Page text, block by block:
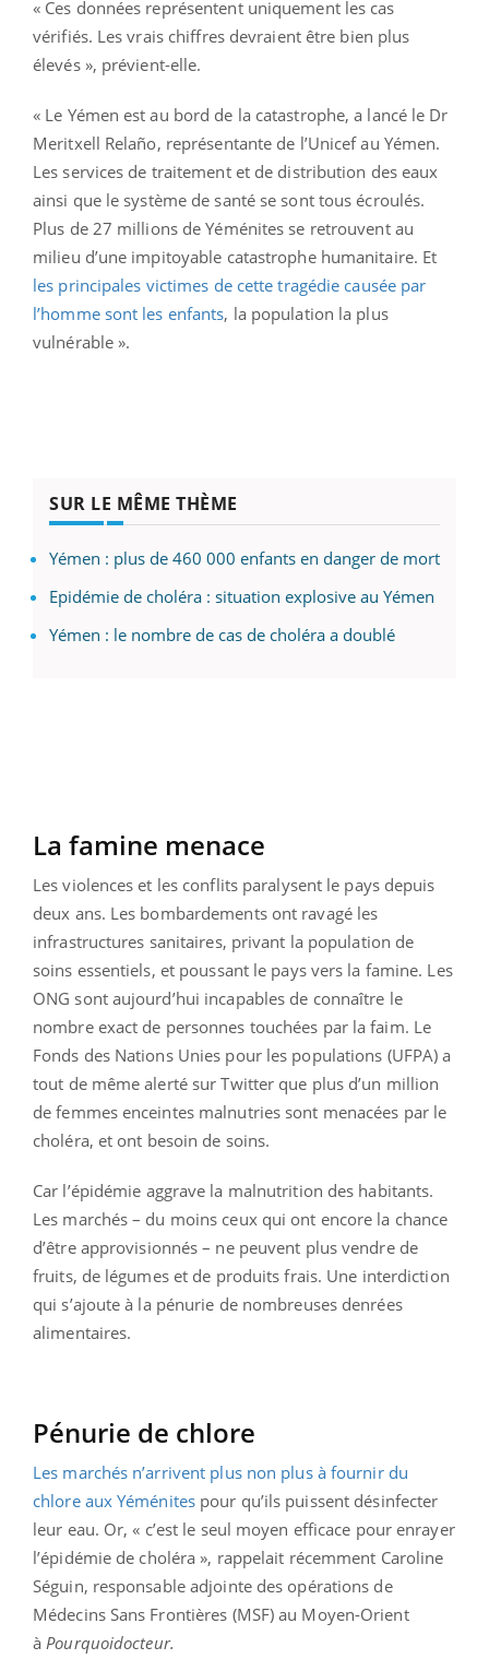
« Ces données représentent uniquement les cas
vérifiés. Les vrais chiffres devraient être bien plus
élevés », prévient-elle.
« Le Yémen est au bord de la catastrophe, a lancé le Dr
Meritxell Relaño, représentante de l’Unicef au Yémen.
Les services de traitement et de distribution des eaux
ainsi que le système de santé se sont tous écroulés.
Plus de 27 millions de Yéménites se retrouvent au
milieu d’une impitoyable catastrophe humanitaire. Et
les principales victimes de cette tragédie causée par
l’homme sont les enfants, la population la plus
vulnérable ».
SUR LE MÊME THÈME
Yémen : plus de 460 000 enfants en danger de mort
Epidémie de choléra : situation explosive au Yémen
Yémen : le nombre de cas de choléra a doublé
La famine menace
Les violences et les conflits paralysent le pays depuis
deux ans. Les bombardements ont ravagé les
infrastructures sanitaires, privant la population de
soins essentiels, et poussant le pays vers la famine. Les
ONG sont aujourd’hui incapables de connaître le
nombre exact de personnes touchées par la faim. Le
Fonds des Nations Unies pour les populations (UFPA) a
tout de même alerté sur Twitter que plus d’un million
de femmes enceintes malnutries sont menacées par le
choléra, et ont besoin de soins.
Car l’épidémie aggrave la malnutrition des habitants.
Les marchés – du moins ceux qui ont encore la chance
d’être approvisionnés – ne peuvent plus vendre de
fruits, de légumes et de produits frais. Une interdiction
qui s’ajoute à la pénurie de nombreuses denrées
alimentaires.
Pénurie de chlore
Les marchés n’arrivent plus non plus à fournir du
chlore aux Yéménites pour qu’ils puissent désinfecter
leur eau. Or, « c’est le seul moyen efficace pour enrayer
l’épidémie de choléra », rappelait récemment Caroline
Séguin, responsable adjointe des opérations de
Médecins Sans Frontières (MSF) au Moyen-Orient
à Pourquoidocteur.